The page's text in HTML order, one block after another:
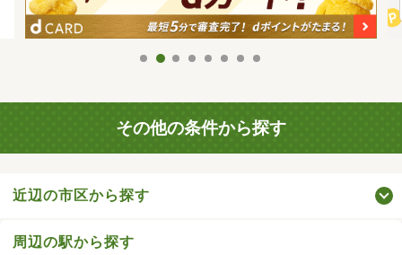
その他の条件から探す
近辺の市区から探す
周辺の駅から探す